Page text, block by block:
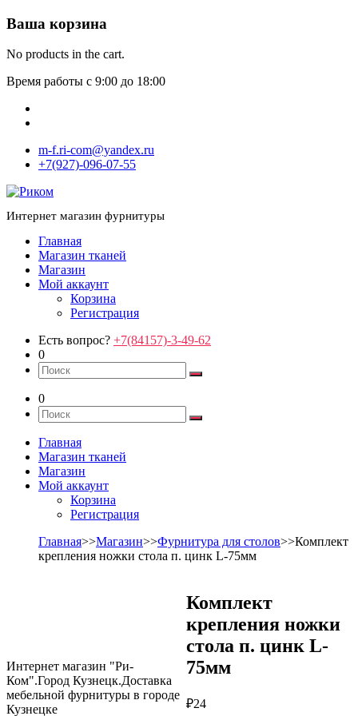
Ваша корзина
No products in the cart.
Время работы с 9:00 до 18:00
m-f.ri-com@yandex.ru
+7(927)-096-07-55
Интернет магазин фурнитуры
Главная
Магазин тканей
Магазин
Мой аккаунт
Корзина
Регистрация
Есть вопрос? +7(84157)-3-49-62
0
0
Главная
Магазин тканей
Магазин
Мой аккаунт
Корзина
Регистрация
Главная>>Магазин>>Фурнитура для столов>>Комплект
крепления ножки стола п. цинк L-75мм
Комплект
крепления ножки
стола п. цинк L-
75мм
₽24
Интернет магазин "Ри-
Ком".Город Кузнецк.Доставка
мебельной фурнитуры в городе
Кузнецке